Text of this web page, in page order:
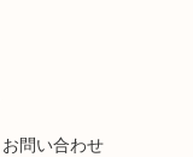
お問い合わせ